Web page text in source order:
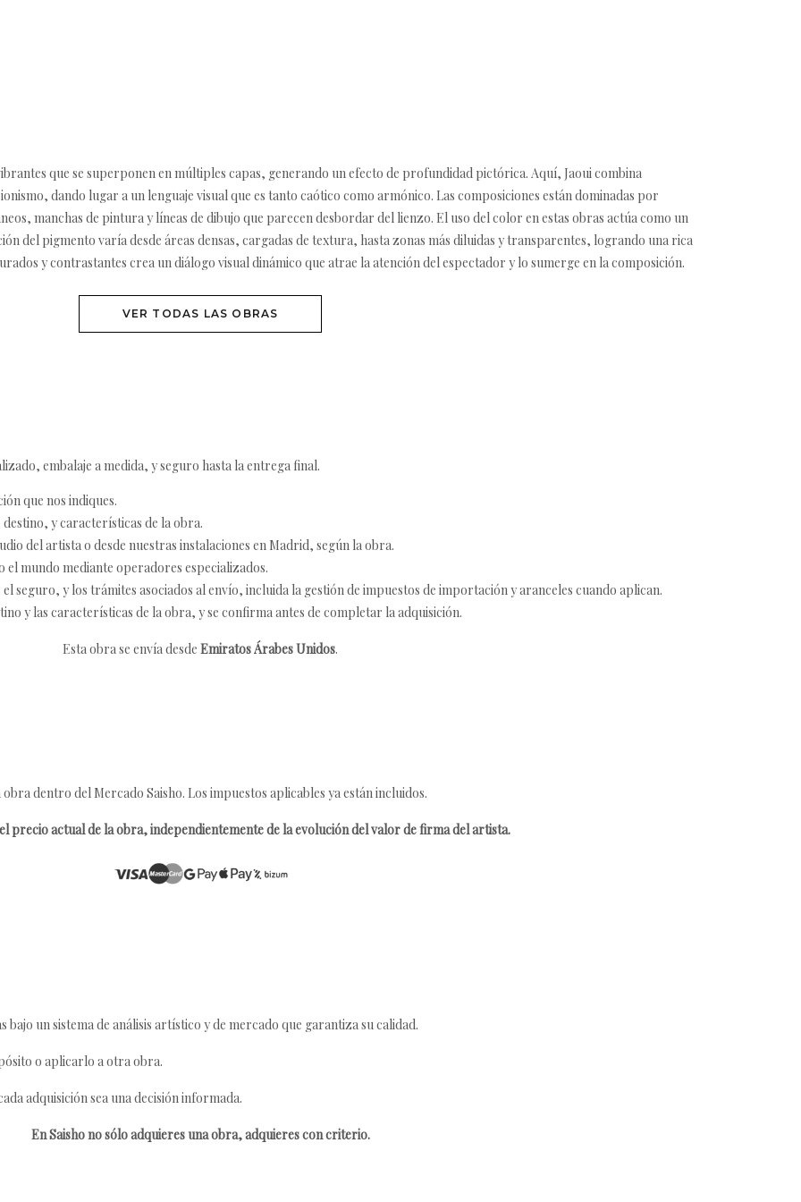
que se superponen en múltiples capas, generando un efecto de profundidad pictórica. Aquí, Jaoui combina
dando lugar a un lenguaje visual que es tanto caótico como armónico. Las composiciones están dominadas por
manchas de pintura y líneas de dibujo que parecen desbordar del lienzo. El uso del color en estas obras actúa como un
del pigmento varía desde áreas densas, cargadas de textura, hasta zonas más diluidas y transparentes, logrando una rica
y contrastantes crea un diálogo visual dinámico que atrae la atención del espectador y lo sumerge en la composición.
VER TODAS LAS OBRAS
embalaje a medida, y seguro hasta la entrega final.
que nos indiques.
y características de la obra.
del artista o desde nuestras instalaciones en Madrid, según la obra.
el mundo mediante operadores especializados.
seguro, y los trámites asociados al envío, incluida la gestión de impuestos de importación y aranceles cuando aplican.
y las características de la obra, y se confirma antes de completar la adquisición.
Esta obra se envía desde Emiratos Árabes Unidos.
dentro del Mercado Saisho. Los impuestos aplicables ya están incluidos.
precio actual de la obra, independientemente de la evolución del valor de firma del artista.
bajo un sistema de análisis artístico y de mercado que garantiza su calidad.
o aplicarlo a otra obra.
adquisición sea una decisión informada.
En Saisho no sólo adquieres una obra, adquieres con criterio.